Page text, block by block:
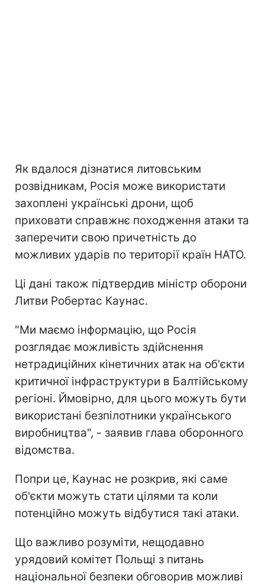
Як вдалося дізнатися литовським
розвідникам, Росія може використати
захоплені українські дрони, щоб
приховати справжнє походження атаки та
заперечити свою причетність до
можливих ударів по території країн НАТО.
Ці дані також підтвердив міністр оборони
Литви Робертас Каунас.
"Ми маємо інформацію, що Росія
розглядає можливість здійснення
нетрадиційних кінетичних атак на об'єкти
критичної інфраструктури в Балтійському
регіоні. Ймовірно, для цього можуть бути
використані безпілотники українського
виробництва", - заявив глава оборонного
відомства.
Попри це, Каунас не розкрив, які саме
об'єкти можуть стати цілями та коли
потенційно можуть відбутися такі атаки.
Що важливо розуміти, нещодавно
урядовий комітет Польщі з питань
національної безпеки обговорив можливі